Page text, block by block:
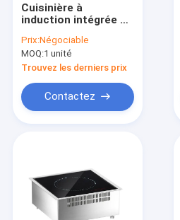
Cuisinière à
induction intégrée à
concave
Prix:Négociable
MOQ:1 unité
Trouvez les derniers prix
Contactez